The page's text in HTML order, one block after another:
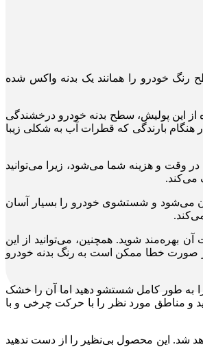
رنگ خودرو را همانند یک بدنه واکس شده
از این پولیش، سطح بدنه خودرو درخشندگی
هنگام بارندگی که قطرات آب به شکلی زیبا
وقت و هزینه شما می‌شود، زیرا می‌توانید
می‌کند.
می‌شود و شستشوی خودرو را بسیار آسان
بهره‌مند شوید. همچنین، می‌توانید از این
و در صورت خطا ممکن است به رنگ بدنه خودرو
را به طور کامل شستشو دهید اما آن را خشک
و مناطق مورد نظر را با حرکت چرخی و با
شد. این محصول بی‌نظیر را از دست ندهید